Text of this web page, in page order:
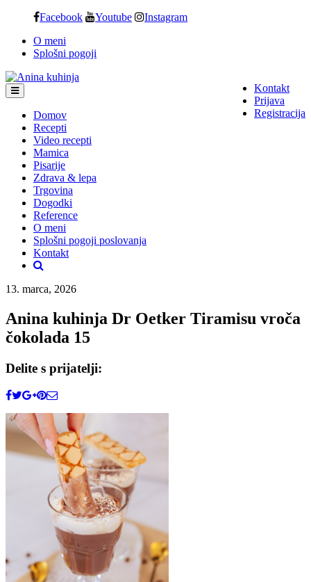
content
Facebook Youtube Instagram
O meni
Splošni pogoji
Kontakt
Prijava
Registracija
Domov
Recepti
Video recepti
Mamica
Pisarije
Zdrava & lepa
Trgovina
Dogodki
Reference
O meni
Splošni pogoji poslovanja
Kontakt
13. marca, 2026
Anina kuhinja Dr Oetker Tiramisu vroča
čokolada 15
Delite s prijatelji: